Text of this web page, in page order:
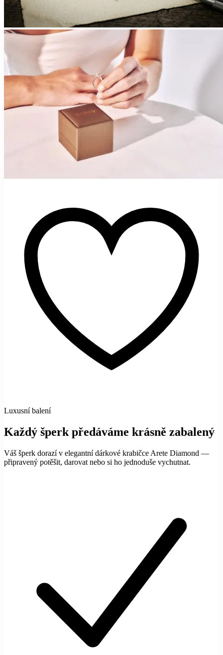
Luxusní balení
Každý šperk předáváme krásně zabalený
Váš šperk dorazí v elegantní dárkové krabičce Arete Diamond —
připravený potěšit, darovat nebo si ho jednoduše vychutnat.